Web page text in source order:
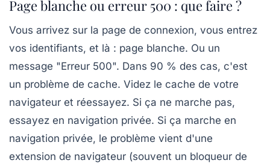
Page blanche ou erreur 500 : que faire ?
Vous arrivez sur la page de connexion, vous entrez
vos identifiants, et là : page blanche. Ou un
message "Erreur 500". Dans 90 % des cas, c'est
un problème de cache. Videz le cache de votre
navigateur et réessayez. Si ça ne marche pas,
essayez en navigation privée. Si ça marche en
navigation privée, le problème vient d'une
extension de navigateur (souvent un bloqueur de